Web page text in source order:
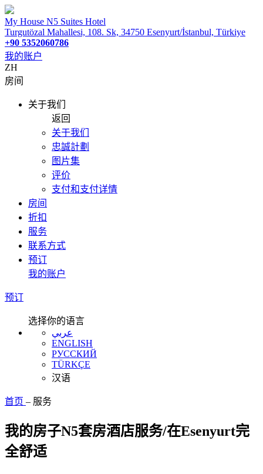
My House N5 Suites Hotel
Turgutözal Mahallesi, 108. Sk, 34750 Esenyurt/İstanbul, Türkiye
+90 5352060786
我的账户
ZH
房间
关于我们
返回
关于我们
忠誠計劃
图片集
评价
支付和支付详情
房间
折扣
服务
联系方式
预订
我的账户
预订
选择你的语言
عربي
ENGLISH
РУССКИЙ
TÜRKÇE
汉语
首页 – 服务
我的房子N5套房酒店服务/在Esenyurt完
全舒适